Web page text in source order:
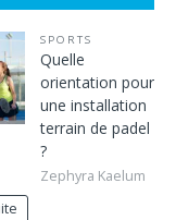
SPORTS
Quelle
orientation pour
une installation
terrain de padel
?
Zephyra Kaelum